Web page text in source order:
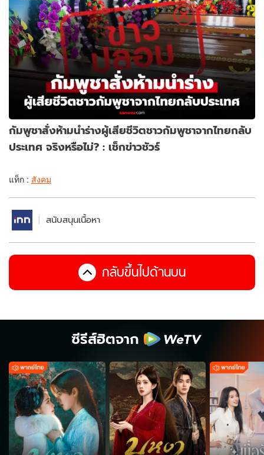
กัมพูชาสั่งห้ามนำร่างผู้เสียชีวิตชาวกัมพูชาจากไทยกลับ
ประเทศ จริงหรือไม่? : เช็กข่าวชัวร์
แท็ก : สังคม
สนับสนุนเนื้อหา
กลับขึ้นไปด้านบน
ซีรีส์ฮิตจาก